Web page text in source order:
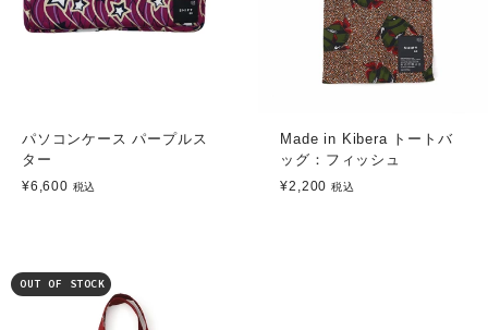
パソコンケース パープルス
ター
¥6,600 税込
Made in Kibera トートバ
ッグ：フィッシュ
¥2,200税込
OUT OF STOCK